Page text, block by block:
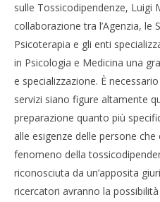
sulle Tossicodipendenze, Luigi
collaborazione tra l’Agenzia, le
Psicoterapia e gli enti
in Psicologia e Medicina una
e specializzazione. È
servizi siano figure altamente
preparazione quanto più
alle esigenze delle persone
fenomeno della
riconosciuta da un’apposita
ricercatori avranno la